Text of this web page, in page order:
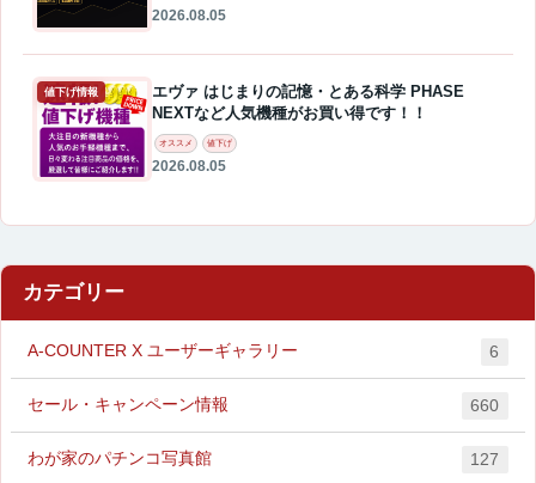
2026.08.05
値下げ情報
エヴァ はじまりの記憶・とある科学 PHASE
NEXTなど人気機種がお買い得です！！
オススメ 値下げ
2026.08.05
カテゴリー
A-COUNTER X ユーザーギャラリー 6
セール・キャンペーン情報 660
わが家のパチンコ写真館 127